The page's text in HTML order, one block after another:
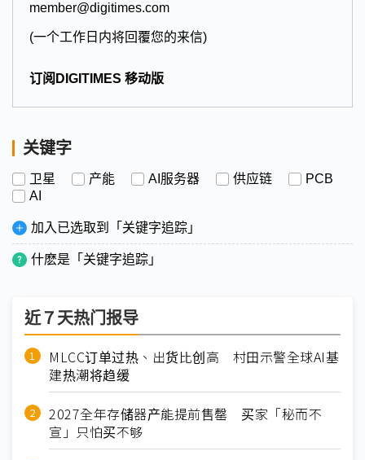
member@digitimes.com
(一个工作日内将回覆您的来信)
订阅DIGITIMES 移动版
关键字
卫星 产能 AI服务器 供应链
PCB
AI
加入已选取到「关键字追踪」
什麽是「关键字追踪」
近７天热门报导
MLCC订单过热、出货比创高 村田示警全球AI基
建热潮将趋缓
2027全年存储器产能提前售罄 买家「秘而不
宣」只怕买不够